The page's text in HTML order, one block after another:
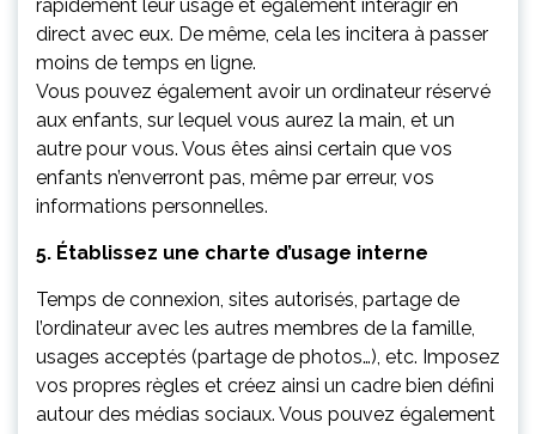
rapidement leur usage et également interagir en
direct avec eux. De même, cela les incitera à passer
moins de temps en ligne.
Vous pouvez également avoir un ordinateur réservé
aux enfants, sur lequel vous aurez la main, et un
autre pour vous. Vous êtes ainsi certain que vos
enfants n’enverront pas, même par erreur, vos
informations personnelles.
5. Établissez une charte d’usage interne
Temps de connexion, sites autorisés, partage de
l’ordinateur avec les autres membres de la famille,
usages acceptés (partage de photos…), etc. Imposez
vos propres règles et créez ainsi un cadre bien défini
autour des médias sociaux. Vous pouvez également